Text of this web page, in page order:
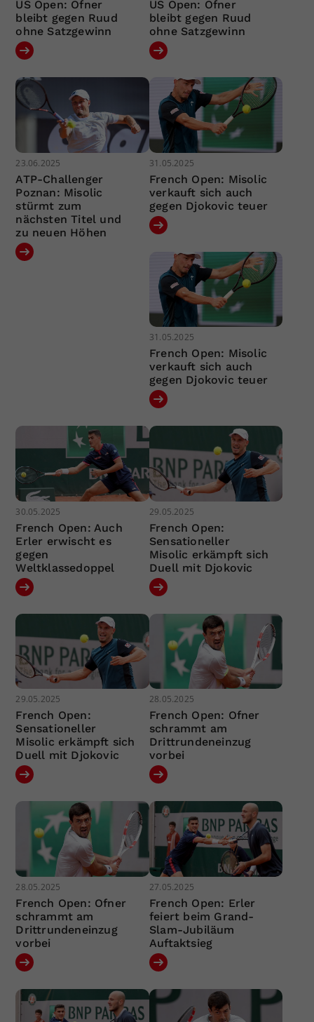
US Open: Ofner
bleibt gegen Ruud
ohne Satzgewinn
US Open: Ofner
bleibt gegen Ruud
ohne Satzgewinn
23.06.2025
ATP-Challenger
Poznan: Misolic
stürmt zum
nächsten Titel und
zu neuen Höhen
31.05.2025
French Open: Misolic
verkauft sich auch
gegen Djokovic teuer
31.05.2025
French Open: Misolic
verkauft sich auch
gegen Djokovic teuer
30.05.2025
French Open: Auch
Erler erwischt es
gegen
Weltklassedoppel
29.05.2025
French Open:
Sensationeller
Misolic erkämpft sich
Duell mit Djokovic
29.05.2025
French Open:
Sensationeller
Misolic erkämpft sich
Duell mit Djokovic
28.05.2025
French Open: Ofner
schrammt am
Drittrundeneinzug
vorbei
28.05.2025
French Open: Ofner
schrammt am
Drittrundeneinzug
vorbei
27.05.2025
French Open: Erler
feiert beim Grand-
Slam-Jubiläum
Auftaktsieg